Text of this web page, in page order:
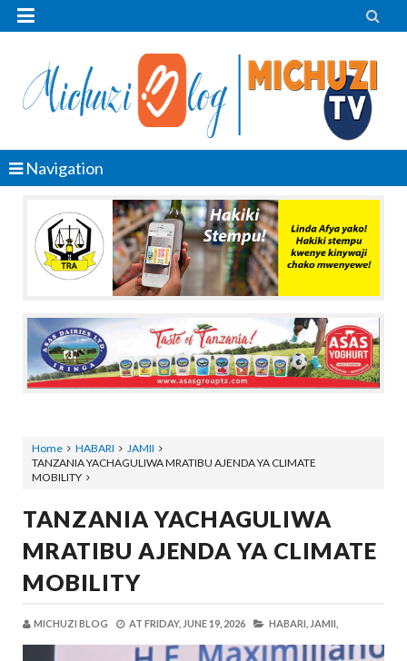
 
Navigation
Home HABARI
JAMII
TANZANIA YACHAGULIWA MRATIBU AJENDA YA CLIMATE
MOBILITY
TANZANIA YACHAGULIWA
MRATIBU AJENDA YA CLIMATE
MOBILITY
MICHUZI BLOG AT FRIDAY, JUNE 19, 2026 HABARI, JAMII,